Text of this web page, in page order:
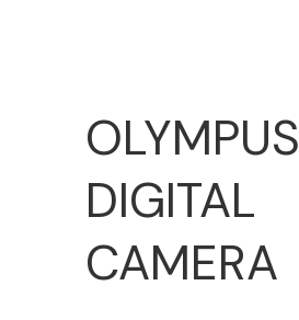
OLYMPUS
DIGITAL
CAMERA